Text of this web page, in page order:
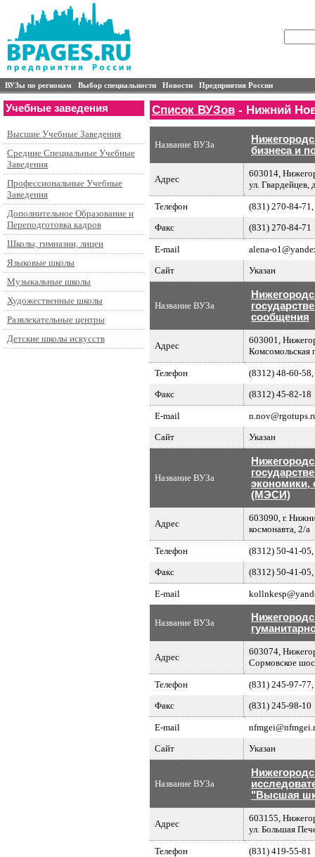
ВУЗы по регионам Выбор специальности Новости Предприятия России
Учебные заведения
Высшие Учебные Заведения
Средние Специальные Учебные
Заведения
Профессиональные Учебные
Заведения
Дополнительное Образование и
Переподготовка кадров
Школы, гимназии, лицеи
Языковые школы
Музыкальные школы
Художественные школы
Развлекательные центры
Детские школы искусств
Список ВУЗов - Нижний
Название ВУЗа
бизнеса и
Адрес
603014,
ул. Гвардейцев,
Телефон
(831) 270-84-
Факс
(831) 270-84-71
E-mail
alena-
Сайт
Указан
Название ВУЗа
сообщения
Адрес
603001,
Комсомольская
Телефон
(8312) 48-60-
Факс
(8312) 45-82-18
E-mail
Сайт
Указан
Название ВУЗа
экономики,
(МЭСИ)
Адрес
603090, г.
космонавта, 2/а
Телефон
(8312) 50-41-
Факс
(8312) 50-41-
E-mail
Название ВУЗа
Адрес
603074,
Сормовское
Телефон
(831) 245-97-
Факс
(831) 245-98-10
E-mail
Сайт
Указан
Название ВУЗа
"Высшая
Адрес
603155,
ул. Большая
Телефон
(831) 419-55-81